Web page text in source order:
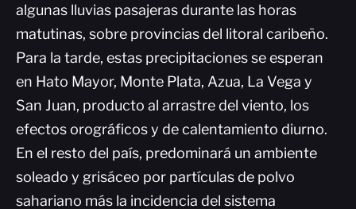
algunas lluvias pasajeras durante las horas
matutinas, sobre provincias del litoral caribeño.
Para la tarde, estas precipitaciones se esperan
en Hato Mayor, Monte Plata, Azua, La Vega y
San Juan, producto al arrastre del viento, los
efectos orográficos y de calentamiento diurno.
En el resto del país, predominará un ambiente
soleado y grisáceo por partículas de polvo
sahariano más la incidencia del sistema